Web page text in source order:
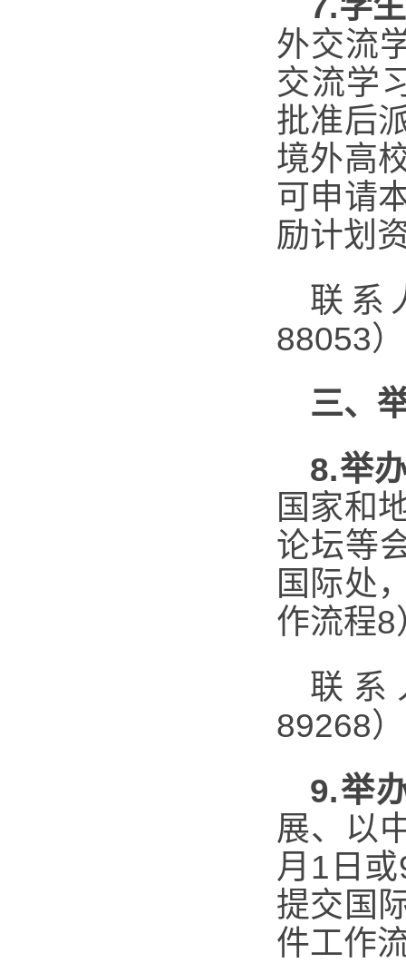
外交流
交流学
批准后
境外高
可申请
励计划
联系
88053
三、
8.举
国家和
论坛等
国际处
作流程8
联系
89268
9.举
展、以
月1日
提交国
件工作